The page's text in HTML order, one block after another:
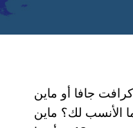
جافا أو ماين
10 … أيهما الأنسب لك؟ ماين